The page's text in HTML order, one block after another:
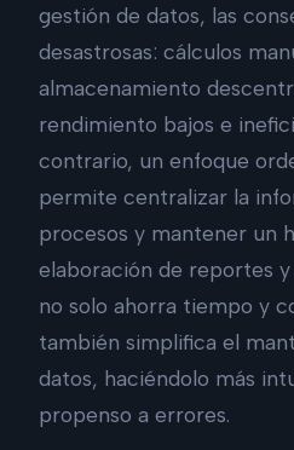
gestión de datos, las
desastrosas: cálculos
almacenamiento
rendimiento bajos e
contrario, un enfoque
permite centralizar la
procesos y mantener un
elaboración de reportes y
no solo ahorra tiempo y
también simplifica el
datos, haciéndolo más
propenso a errores.